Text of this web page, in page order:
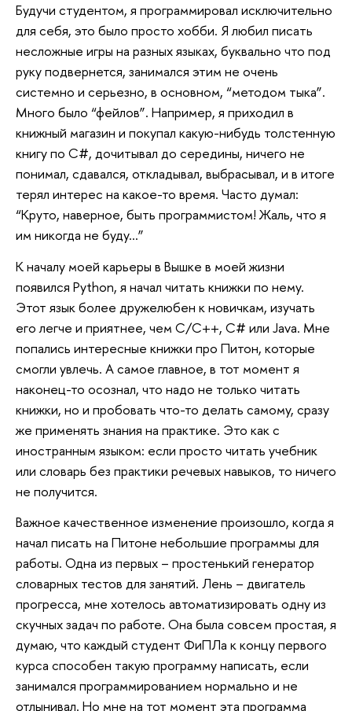
Будучи студентом, я программировал исключительно
для себя, это было просто хобби. Я любил писать
несложные игры на разных языках, буквально что под
руку подвернется, занимался этим не очень
системно и серьезно, в основном, “методом тыка”.
Много было “фейлов”. Например, я приходил в
книжный магазин и покупал какую-нибудь толстенную
книгу по C#, дочитывал до середины, ничего не
понимал, сдавался, откладывал, выбрасывал, и в итоге
терял интерес на какое-то время. Часто думал:
“Круто, наверное, быть программистом! Жаль, что я
им никогда не буду…”
К началу моей карьеры в Вышке в моей жизни
появился Python, я начал читать книжки по нему.
Этот язык более дружелюбен к новичкам, изучать
его легче и приятнее, чем C/C++, C# или Java. Мне
попались интересные книжки про Питон, которые
смогли увлечь. А самое главное, в тот момент я
наконец-то осознал, что надо не только читать
книжки, но и пробовать что-то делать самому, сразу
же применять знания на практике. Это как с
иностранным языком: если просто читать учебник
или словарь без практики речевых навыков, то ничего
не получится.
Важное качественное изменение произошло, когда я
начал писать на Питоне небольшие программы для
работы. Одна из первых – простенький генератор
словарных тестов для занятий. Лень – двигатель
прогресса, мне хотелось автоматизировать одну из
скучных задач по работе. Она была совсем простая, я
думаю, что каждый студент ФиПЛа к концу первого
курса способен такую программу написать, если
занимался программированием нормально и не
отлынивал. Но мне на тот момент эта программа